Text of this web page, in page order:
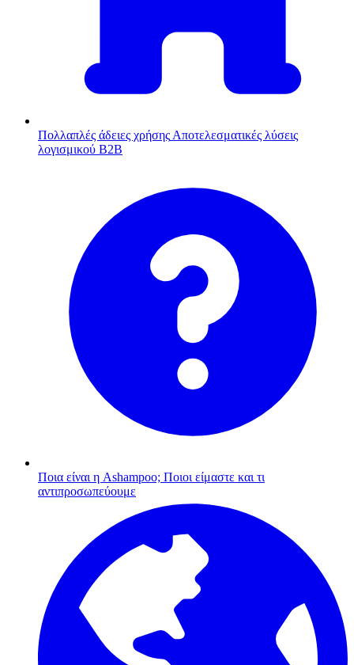
Πολλαπλές άδειες χρήσης Αποτελεσματικές λύσεις
λογισμικού B2B
Ποια είναι η Ashampoo; Ποιοι είμαστε και τι
αντιπροσωπεύουμε